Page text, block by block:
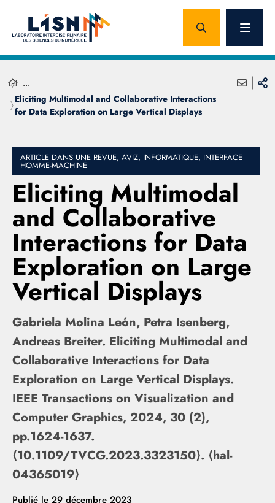
...
Eliciting Multimodal and Collaborative Interactions
for Data Exploration on Large Vertical Displays
ARTICLE DANS UNE REVUE, AVIZ, INFORMATIQUE, INTERFACE
HOMME-MACHINE
Eliciting Multimodal
and Collaborative
Interactions for Data
Exploration on Large
Vertical Displays
Gabriela Molina León, Petra Isenberg,
Andreas Breiter. Eliciting Multimodal and
Collaborative Interactions for Data
Exploration on Large Vertical Displays.
IEEE Transactions on Visualization and
Computer Graphics, 2024, 30 (2),
pp.1624-1637.
⟨10.1109/TVCG.2023.3323150⟩. ⟨hal-
04365019⟩
Publié le 29 décembre 2023